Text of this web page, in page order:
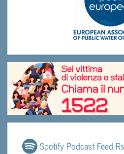
Spotify Podcast Feed